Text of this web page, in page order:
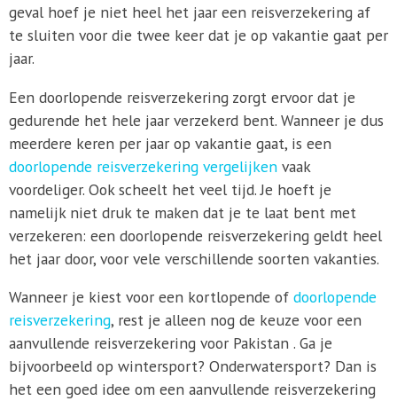
geval hoef je niet heel het jaar een reisverzekering af
te sluiten voor die twee keer dat je op vakantie gaat per
jaar.
Een doorlopende reisverzekering zorgt ervoor dat je
gedurende het hele jaar verzekerd bent. Wanneer je dus
meerdere keren per jaar op vakantie gaat, is een
doorlopende reisverzekering vergelijkenvaak
voordeliger. Ook scheelt het veel tijd. Je hoeft je
namelijk niet druk te maken dat je te laat bent met
verzekeren: een doorlopende reisverzekering geldt heel
het jaar door, voor vele verschillende soorten vakanties.
Wanneer je kiest voor een kortlopende of doorlopende
reisverzekering, rest je alleen nog de keuze voor een
aanvullende reisverzekering voor Pakistan . Ga je
bijvoorbeeld op wintersport? Onderwatersport? Dan is
het een goed idee om een aanvullende reisverzekering